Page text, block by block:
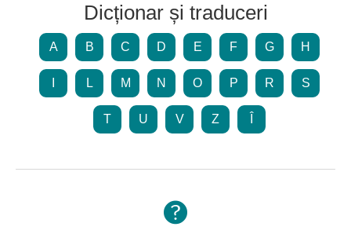
Dicționar și traduceri
A B C D E F G H
L M N O P R S
T U V Z